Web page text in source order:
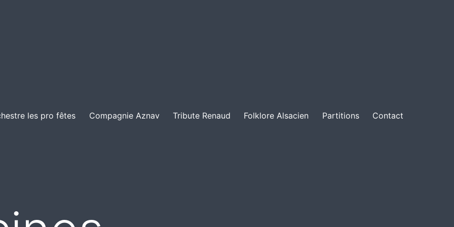
les pro fêtes Compagnie Aznav Tribute Renaud Folklore Alsacien Partitions Contact